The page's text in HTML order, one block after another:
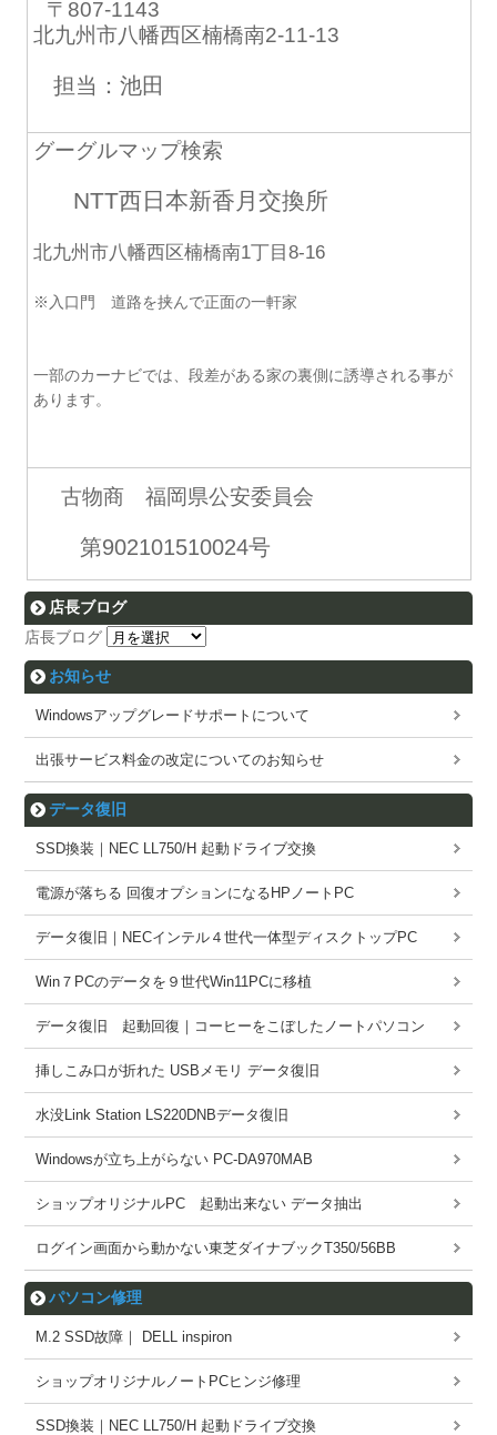
〒807-1143
北九州市八幡西区楠橋南2-11-13
担当：池田
グーグルマップ検索
NTT西日本新香月交換所
北九州市八幡西区楠橋南1丁目8-16
※入口門 道路を挟んで正面の一軒家
一部のカーナビでは、段差がある家の裏側に誘導される事が
あります。
古物商 福岡県公安委員会
第902101510024号
店長ブログ
店長ブログ
お知らせ
Windowsアップグレードサポートについて
出張サービス料金の改定についてのお知らせ
データ復旧
SSD換装｜NEC LL750/H 起動ドライブ交換
電源が落ちる 回復オプションになるHPノートPC
データ復旧｜NECインテル４世代一体型ディスクトップPC
Win７PCのデータを９世代Win11PCに移植
データ復旧 起動回復｜コーヒーをこぼしたノートパソコン
挿しこみ口が折れた USBメモリ データ復旧
水没Link Station LS220DNBデータ復旧
Windowsが立ち上がらない PC-DA970MAB
ショップオリジナルPC 起動出来ない データ抽出
ログイン画面から動かない東芝ダイナブックT350/56BB
パソコン修理
M.2 SSD故障｜ DELL inspiron
ショップオリジナルノートPCヒンジ修理
SSD換装｜NEC LL750/H 起動ドライブ交換